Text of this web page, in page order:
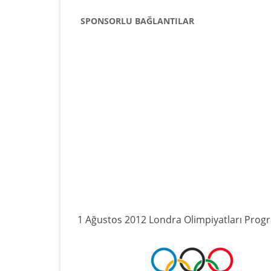
SPONSORLU BAĞLANTILAR
1 Ağustos 2012 Londra Olimpiyatları